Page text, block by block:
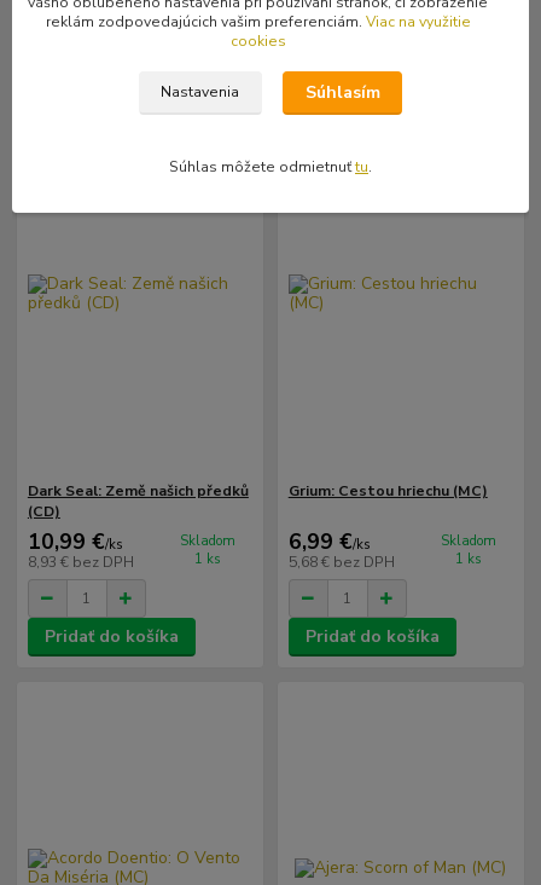
Dark Seal: Země našich předků
(CD)
10,99 €/ks
8,93 € bez DPH
Skladom
1 ks
Pridať do košíka
Grium: Cestou hriechu (MC)
6,99 €/ks
5,68 € bez DPH
Skladom
1 ks
Pridať do košíka
reklám zodpovedajúcich vašim preferenciám. Viac na využitie
cookies
Nastavenia Súhlasím
Súhlas môžete odmietnuťtu.